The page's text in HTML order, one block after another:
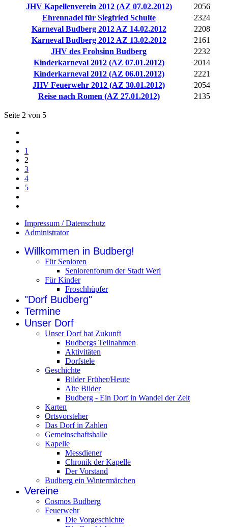
JHV Kapellenverein 2012 (AZ 07.02.2012)
2056
Ehrennadel für Siegfried Schulte
2324
Karneval Budberg 2012 AZ 14.02.2012
2208
Karneval Budberg 2012 AZ 13.02.2012
2161
JHV des Frohsinn Budberg
2232
Kinderkarneval 2012 (AZ 07.01.2012)
2014
Kinderkarneval 2012 (AZ 06.01.2012)
2221
JHV Feuerwehr 2012 (AZ 30.01.2012)
2054
Reise nach Romen (AZ 27.01.2012)
2135
Seite 2 von 5
1
2
3
4
5
Impressum / Datenschutz
Administrator
Willkommen in Budberg!
Für Senioren
Seniorenforum der Stadt Werl
Für Kinder
Froschhüpfer
"Dorf Budberg"
Termine
Unser Dorf
Unser Dorf hat Zukunft
Budbergs Teilnahmen
Aktivitäten
Dorfstele
Geschichte
Bilder Früher/Heute
Alte Bilder
Budberg - Ein Dorf in Wandel der Zeit
Karten
Ortsvorsteher
Das Dorf in Zahlen
Gemeinschaftshalle
Kapelle
Messdiener
Chronik der Kapelle
Der Vorstand
Budberg ein Wintermärchen
Vereine
Cosmos Budberg
Feuerwehr
Die Vorgeschichte